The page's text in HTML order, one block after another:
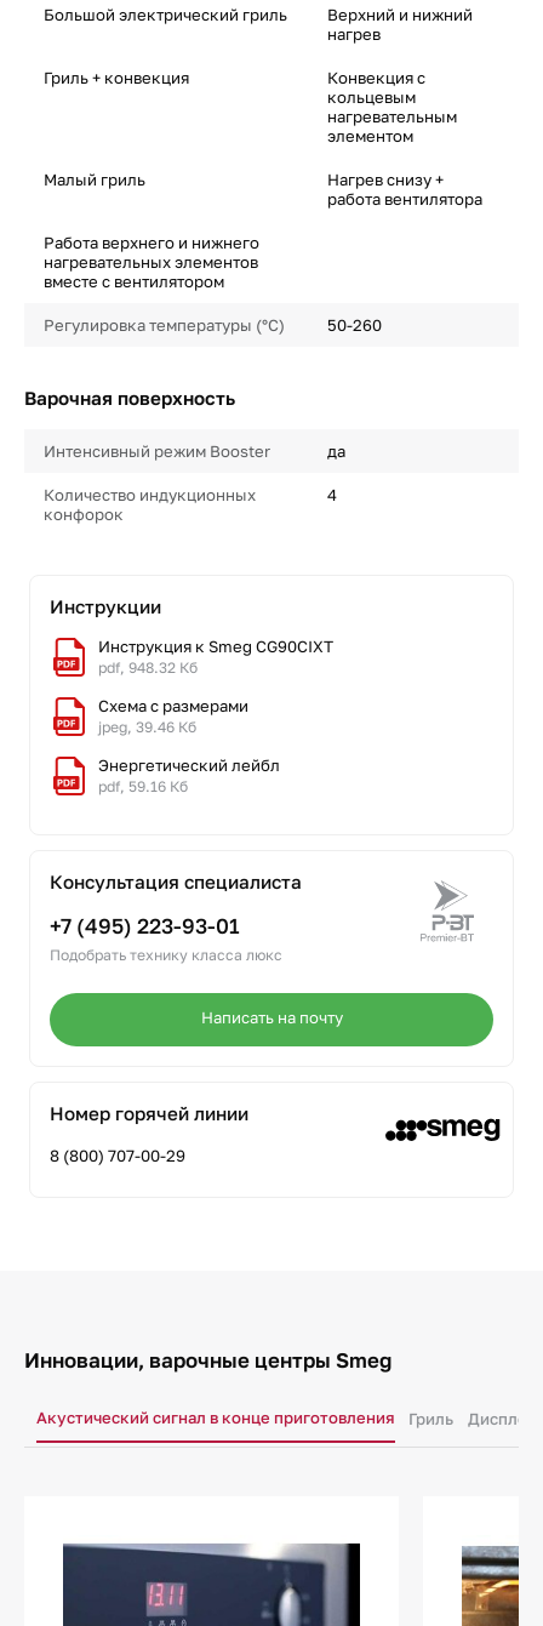
Большой электрический гриль
Верхний и нижний
нагрев
Гриль + конвекция
Конвекция с
кольцевым
нагревательным
элементом
Малый гриль
Нагрев снизу +
работа вентилятора
Работа верхнего и нижнего
нагревательных элементов
вместе с вентилятором
Регулировка температуры (°C) 50-260
Варочная поверхность
Интенсивный режим Booster да
Количество индукционных
конфорок
4
Инструкции
Инструкция к Smeg CG90CIXT
pdf, 948.32 Кб
Схема с размерами
jpeg, 39.46 Кб
Энергетический лейбл
pdf, 59.16 Кб
Консультация специалиста
+7 (495) 223-93-01
Подобрать технику класса люкс
Написать на почту
Номер горячей линии
8 (800) 707-00-29
Инновации, варочные центры Smeg
Акустический сигнал в конце приготовления Гриль Дисплей